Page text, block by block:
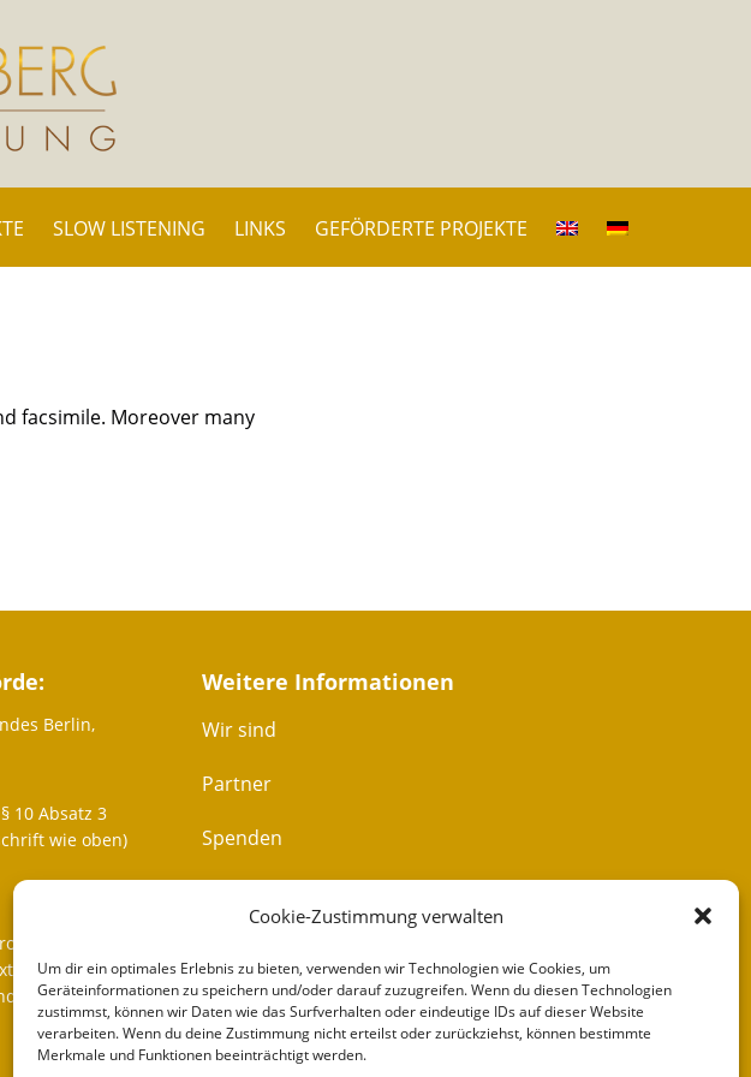
Cookie-Zustimmung verwalten
Um dir ein optimales Erlebnis zu bieten, verwenden wir Technologien wie Cookies, um
Geräteinformationen zu speichern und/oder darauf zuzugreifen. Wenn du diesen Technologien
zustimmst, können wir Daten wie das Surfverhalten oder eindeutige IDs auf dieser Website
verarbeiten. Wenn du deine Zustimmung nicht erteilst oder zurückziehst, können bestimmte
Merkmale und Funktionen beeinträchtigt werden.
SLOW LISTENING LINKS GEFÖRDERTE PROJEKTE
facsimile. Moreover many
Berlin,
10 Absatz 3
wie oben)
übernehmen
Links. Für
ausschließlich
Weitere Informationen
Wir sind
Partner
Spenden